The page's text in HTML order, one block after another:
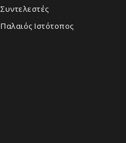
Συντελεστές
Παλαιός Ιστότοπος